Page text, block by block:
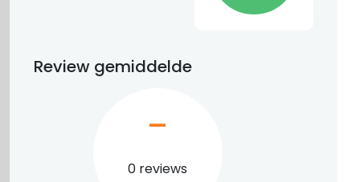
Review gemiddelde
0 reviews
–